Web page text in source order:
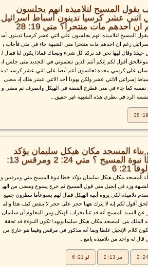
يقول المسيح لتلاميذه انهم يجلسون
اثني عشر كرسيا تدينون أسباط اسرائيل
ان احدهم مات منتحرا؟ متي 19: 28
المسيح لتلاميذه انهم يجلسون علي اثني عشر كرسيا تدينون أس
رغم ان احدهم مات منتحرا متي الشبهة جاء في متى فأجاب ب
وقال لهها نحن قد تركنا كل شيء وتبعناك فماذا يكون لنا فقال ل
أقول لكم إنكم أنتم الذين تبعتموني في التجديد متى جلس اب
على كرسي مجده تجلسون أنتم أيضا على اثني عشر كرسيا تدين
إسرائيل الاثني عشر ولكن يهوذا أحد الاثني عشر هلك إذ مضى
نفسه كما جاء في متى فطرح الفضة في الهيكل وانصرف ثم مضى و
الرد في نظري هذه الشبهة غير حقيق...
المسجد مكان هيكل سليمان يؤكد
خطأ نبوة المسيح ؟ متي 24: 2 ومرقس 13:
المسجد مكان هيكل سليمان يؤكد خطأ نبوة المسيح متي ومرقس و
الشبهة ورد في إنجيل متى قول المسيح ثم خرج يسوع ومضى من الهي
تلاميذه لكي يروه أبنية الهيكل فقال لهم يسوعأما تنظرون جميع
أقول لكم إنه لا يترك ههنا حجر على حجر لا ينقض كيف هذا والم
السيد المسيح أنه قد تنبأ بخراب الهيكل ومن المعلوم أن سليمان
الملك بنى المسجد مكان هيكل سليمانوبهذا تكون النبوءة قد تحقق
كلام الإنجيل غلطا وبما أنه مذكور في مرقس وفيما هو خارج من
قال له واحد من تلاميذه يامع...
مر 13: 2 لو 21: 6